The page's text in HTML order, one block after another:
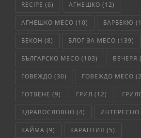
RECIPE (6) АГНЕШКО (12)
АГНЕШКО МЕСО (10) БАРБЕКЮ
БЕКОН (8) БЛОГ ЗА МЕСО (139)
БЪЛГАРСКО МЕСО (103) ВЕЧЕРЯ
ГОВЕЖДО (30) ГОВЕЖДО МЕСО
ГОТВЕНЕ (9) ГРИЛ (12)
ЗДРАВОСЛОВНО (4) ИНТЕРЕСНО
КАЙМА (9) КАРАНТИЯ (5)